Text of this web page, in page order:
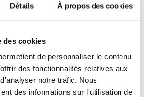
Détails À propos des cookies
des cookies
de personnaliser le contenu
des fonctionnalités relatives aux
notre trafic. Nous
des informations sur l'utilisation de